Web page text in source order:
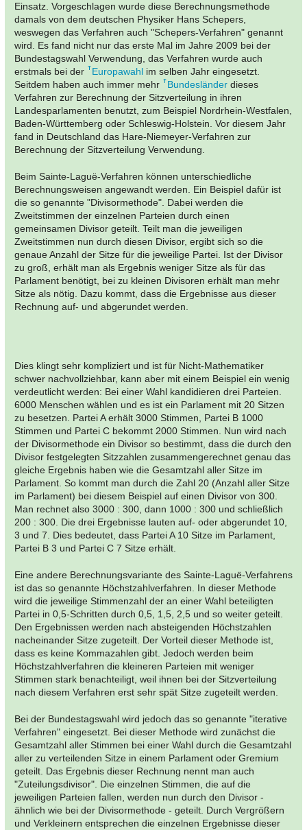
Einsatz. Vorgeschlagen wurde diese Berechnungsmethode
damals von dem deutschen Physiker Hans Schepers,
weswegen das Verfahren auch "Schepers-Verfahren" genannt
wird. Es fand nicht nur das erste Mal im Jahre 2009 bei der
Bundestagswahl Verwendung, das Verfahren wurde auch
erstmals bei der
Europawahl im selben Jahr eingesetzt.
Seitdem haben auch immer mehr
Bundesländer dieses
Verfahren zur Berechnung der Sitzverteilung in ihren
Landesparlamenten benutzt, zum Beispiel Nordrhein-Westfalen,
Baden-Württemberg oder Schleswig-Holstein. Vor diesem Jahr
fand in Deutschland das Hare-Niemeyer-Verfahren zur
Berechnung der Sitzverteilung Verwendung.
Beim Sainte-Laguë-Verfahren können unterschiedliche
Berechnungsweisen angewandt werden. Ein Beispiel dafür ist
die so genannte "Divisormethode". Dabei werden die
Zweitstimmen der einzelnen Parteien durch einen
gemeinsamen Divisor geteilt. Teilt man die jeweiligen
Zweitstimmen nun durch diesen Divisor, ergibt sich so die
genaue Anzahl der Sitze für die jeweilige Partei. Ist der Divisor
zu groß, erhält man als Ergebnis weniger Sitze als für das
Parlament benötigt, bei zu kleinen Divisoren erhält man mehr
Sitze als nötig. Dazu kommt, dass die Ergebnisse aus dieser
Rechnung auf- und abgerundet werden.
Dies klingt sehr kompliziert und ist für Nicht-Mathematiker
schwer nachvollziehbar, kann aber mit einem Beispiel ein wenig
verdeutlicht werden: Bei einer Wahl kandidieren drei Parteien.
6000 Menschen wählen und es ist ein Parlament mit 20 Sitzen
zu besetzen. Partei A erhält 3000 Stimmen, Partei B 1000
Stimmen und Partei C bekommt 2000 Stimmen. Nun wird nach
der Divisormethode ein Divisor so bestimmt, dass die durch den
Divisor festgelegten Sitzzahlen zusammengerechnet genau das
gleiche Ergebnis haben wie die Gesamtzahl aller Sitze im
Parlament. So kommt man durch die Zahl 20 (Anzahl aller Sitze
im Parlament) bei diesem Beispiel auf einen Divisor von 300.
Man rechnet also 3000 : 300, dann 1000 : 300 und schließlich
200 : 300. Die drei Ergebnisse lauten auf- oder abgerundet 10,
3 und 7. Dies bedeutet, dass Partei A 10 Sitze im Parlament,
Partei B 3 und Partei C 7 Sitze erhält.
Eine andere Berechnungsvariante des Sainte-Laguë-Verfahrens
ist das so genannte Höchstzahlverfahren. In dieser Methode
wird die jeweilige Stimmenzahl der an einer Wahl beteiligten
Partei in 0,5-Schritten durch 0,5, 1,5, 2,5 und so weiter geteilt.
Den Ergebnissen werden nach absteigenden Höchstzahlen
nacheinander Sitze zugeteilt. Der Vorteil dieser Methode ist,
dass es keine Kommazahlen gibt. Jedoch werden beim
Höchstzahlverfahren die kleineren Parteien mit weniger
Stimmen stark benachteiligt, weil ihnen bei der Sitzverteilung
nach diesem Verfahren erst sehr spät Sitze zugeteilt werden.
Bei der Bundestagswahl wird jedoch das so genannte "iterative
Verfahren" eingesetzt. Bei dieser Methode wird zunächst die
Gesamtzahl aller Stimmen bei einer Wahl durch die Gesamtzahl
aller zu verteilenden Sitze in einem Parlament oder Gremium
geteilt. Das Ergebnis dieser Rechnung nennt man auch
"Zuteilungsdivisor". Die einzelnen Stimmen, die auf die
jeweiligen Parteien fallen, werden nun durch den Divisor -
ähnlich wie bei der Divisormethode - geteilt. Durch Vergrößern
und Verkleinern entsprechen die einzelnen Ergebnisse dieser